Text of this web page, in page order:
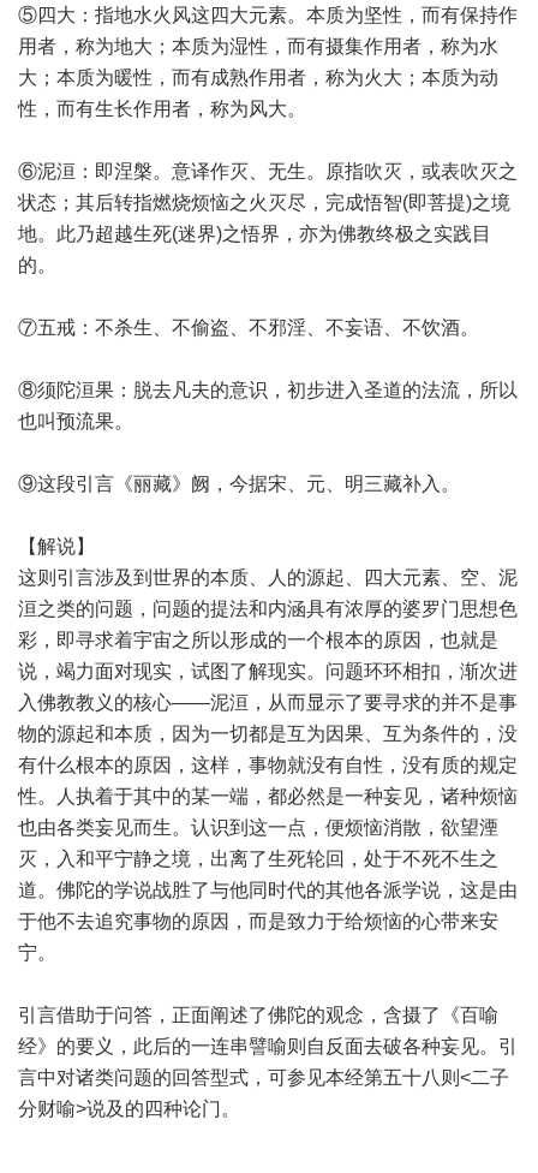
⑤四大：指地水火风这四大元素。本质为坚性，而有保持作
用者，称为地大；本质为湿性，而有摄集作用者，称为水
大；本质为暖性，而有成熟作用者，称为火大；本质为动
性，而有生长作用者，称为风大。
⑥泥洹：即涅槃。意译作灭、无生。原指吹灭，或表吹灭之
状态；其后转指燃烧烦恼之火灭尽，完成悟智(即菩提)之境
地。此乃超越生死(迷界)之悟界，亦为佛教终极之实践目
的。
⑦五戒：不杀生、不偷盗、不邪淫、不妄语、不饮酒。
⑧须陀洹果：脱去凡夫的意识，初步进入圣道的法流，所以
也叫预流果。
⑨这段引言《丽藏》阙，今据宋、元、明三藏补入。
【解说】
这则引言涉及到世界的本质、人的源起、四大元素、空、泥
洹之类的问题，问题的提法和内涵具有浓厚的婆罗门思想色
彩，即寻求着宇宙之所以形成的一个根本的原因，也就是
说，竭力面对现实，试图了解现实。问题环环相扣，渐次进
入佛教教义的核心——泥洹，从而显示了要寻求的并不是事
物的源起和本质，因为一切都是互为因果、互为条件的，没
有什么根本的原因，这样，事物就没有自性，没有质的规定
性。人执着于其中的某一端，都必然是一种妄见，诸种烦恼
也由各类妄见而生。认识到这一点，便烦恼消散，欲望湮
灭，入和平宁静之境，出离了生死轮回，处于不死不生之
道。佛陀的学说战胜了与他同时代的其他各派学说，这是由
于他不去追究事物的原因，而是致力于给烦恼的心带来安
宁。
引言借助于问答，正面阐述了佛陀的观念，含摄了《百喻
经》的要义，此后的一连串譬喻则自反面去破各种妄见。引
言中对诸类问题的回答型式，可参见本经第五十八则<二子
分财喻>说及的四种论门。